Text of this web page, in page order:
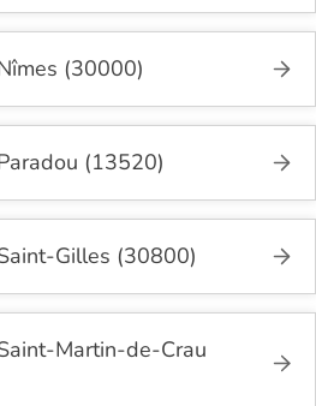
(30000)
(13520)
Gilles (30800)
Martin-de-Crau